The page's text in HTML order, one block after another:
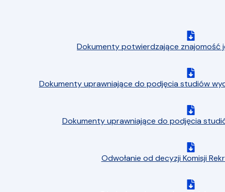
Dokumenty potwierdzające znajomość
Dokumenty uprawniające do podjęcia studiów
Dokumenty uprawniające do podjęcia
Odwołanie od decyzji Komisji